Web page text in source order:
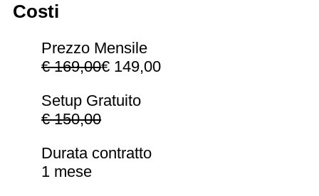
Costi
Prezzo Mensile
€ 169,00€ 149,00
Setup Gratuito
€ 150,00
Durata contratto
1 mese